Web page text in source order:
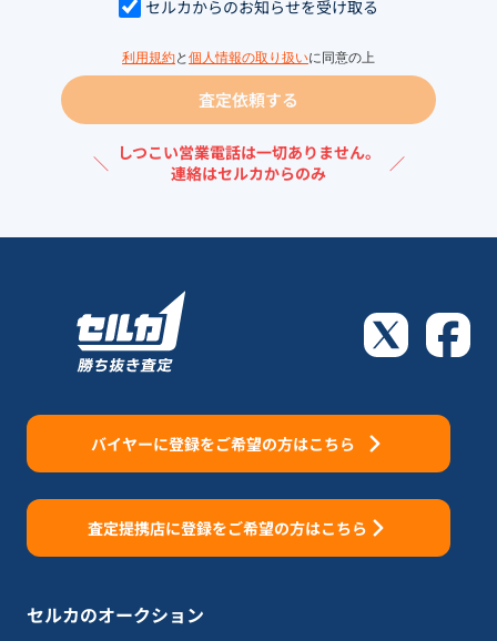
セルカからのお知らせを受け取る
利用規約と 個人情報の取り扱いに同意の上
査定依頼する
＼ しつこい営業電話は一切ありません。
連絡はセルカからのみ
／
バイヤーに登録をご希望の方はこちら
査定提携店に登録をご希望の方はこちら
セルカのオークション